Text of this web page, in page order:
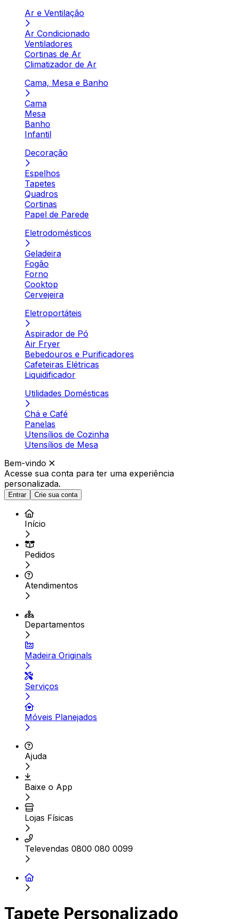
Ar e Ventilação
Ar Condicionado
Ventiladores
Cortinas de Ar
Climatizador de Ar
Cama, Mesa e Banho
Cama
Mesa
Banho
Infantil
Decoração
Espelhos
Tapetes
Quadros
Cortinas
Papel de Parede
Eletrodomésticos
Geladeira
Fogão
Forno
Cooktop
Cervejeira
Eletroportáteis
Aspirador de Pó
Air Fryer
Bebedouros e Purificadores
Cafeteiras Elétricas
Liquidificador
Utilidades Domésticas
Chá e Café
Panelas
Utensílios de Cozinha
Utensílios de Mesa
Bem-vindo
Acesse sua conta para ter uma experiência
personalizada.
Entrar Crie sua conta
Início
Pedidos
Atendimentos
Departamentos
Madeira Originals
Serviços
Móveis Planejados
Ajuda
Baixe o App
Lojas Físicas
Televendas 0800 080 0099
Tapete Personalizado